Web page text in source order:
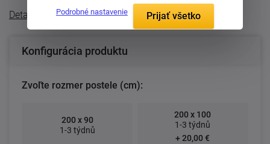
Detailný popis
Konfigurácia produktu
Zvoľte rozmer postele (cm):
200 x 90
1-3 týdnů
200 x 100
1-3 týdnů
+ 20,00 €
Podrobné nastavenie Prijať všetko